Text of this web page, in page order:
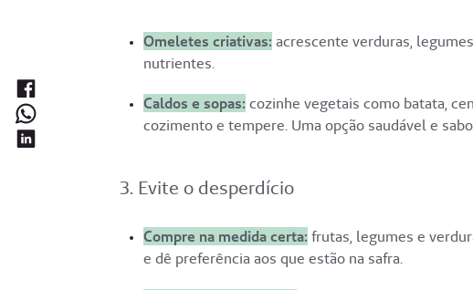
heading
Omeletes criativas: acrescente verduras,
nutrientes.
Caldos e sopas: cozinhe vegetais como batata,
cozimento e tempere. Uma opção saudável e
3. Evite o desperdício
Compre na medida certa: frutas, legumes e
e dê preferência aos que estão na safra.